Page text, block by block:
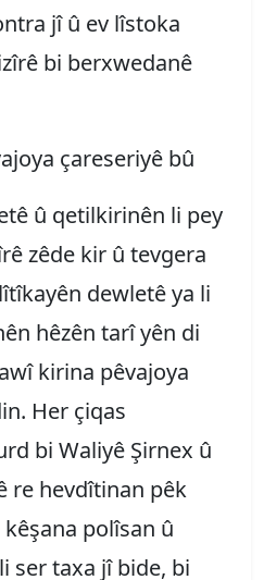
jî û ev lîstoka
bi berxwedanê
çareseriyê bû
û qetilkirinên li pey
zêde kir û tevgera
dewletê ya li
hêzên tarî yên di
kirina pêvajoya
Her çiqas
bi Waliyê Şirnex û
re hevdîtinan pêk
polîsan û
ser taxa jî bide, bi